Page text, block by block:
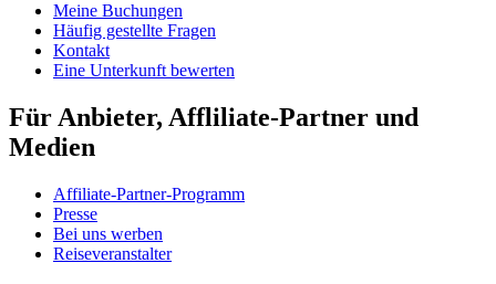
Meine Buchungen
Häufig gestellte Fragen
Kontakt
Eine Unterkunft bewerten
Für Anbieter, Affliliate-Partner und
Medien
Affiliate-Partner-Programm
Presse
Bei uns werben
Reiseveranstalter